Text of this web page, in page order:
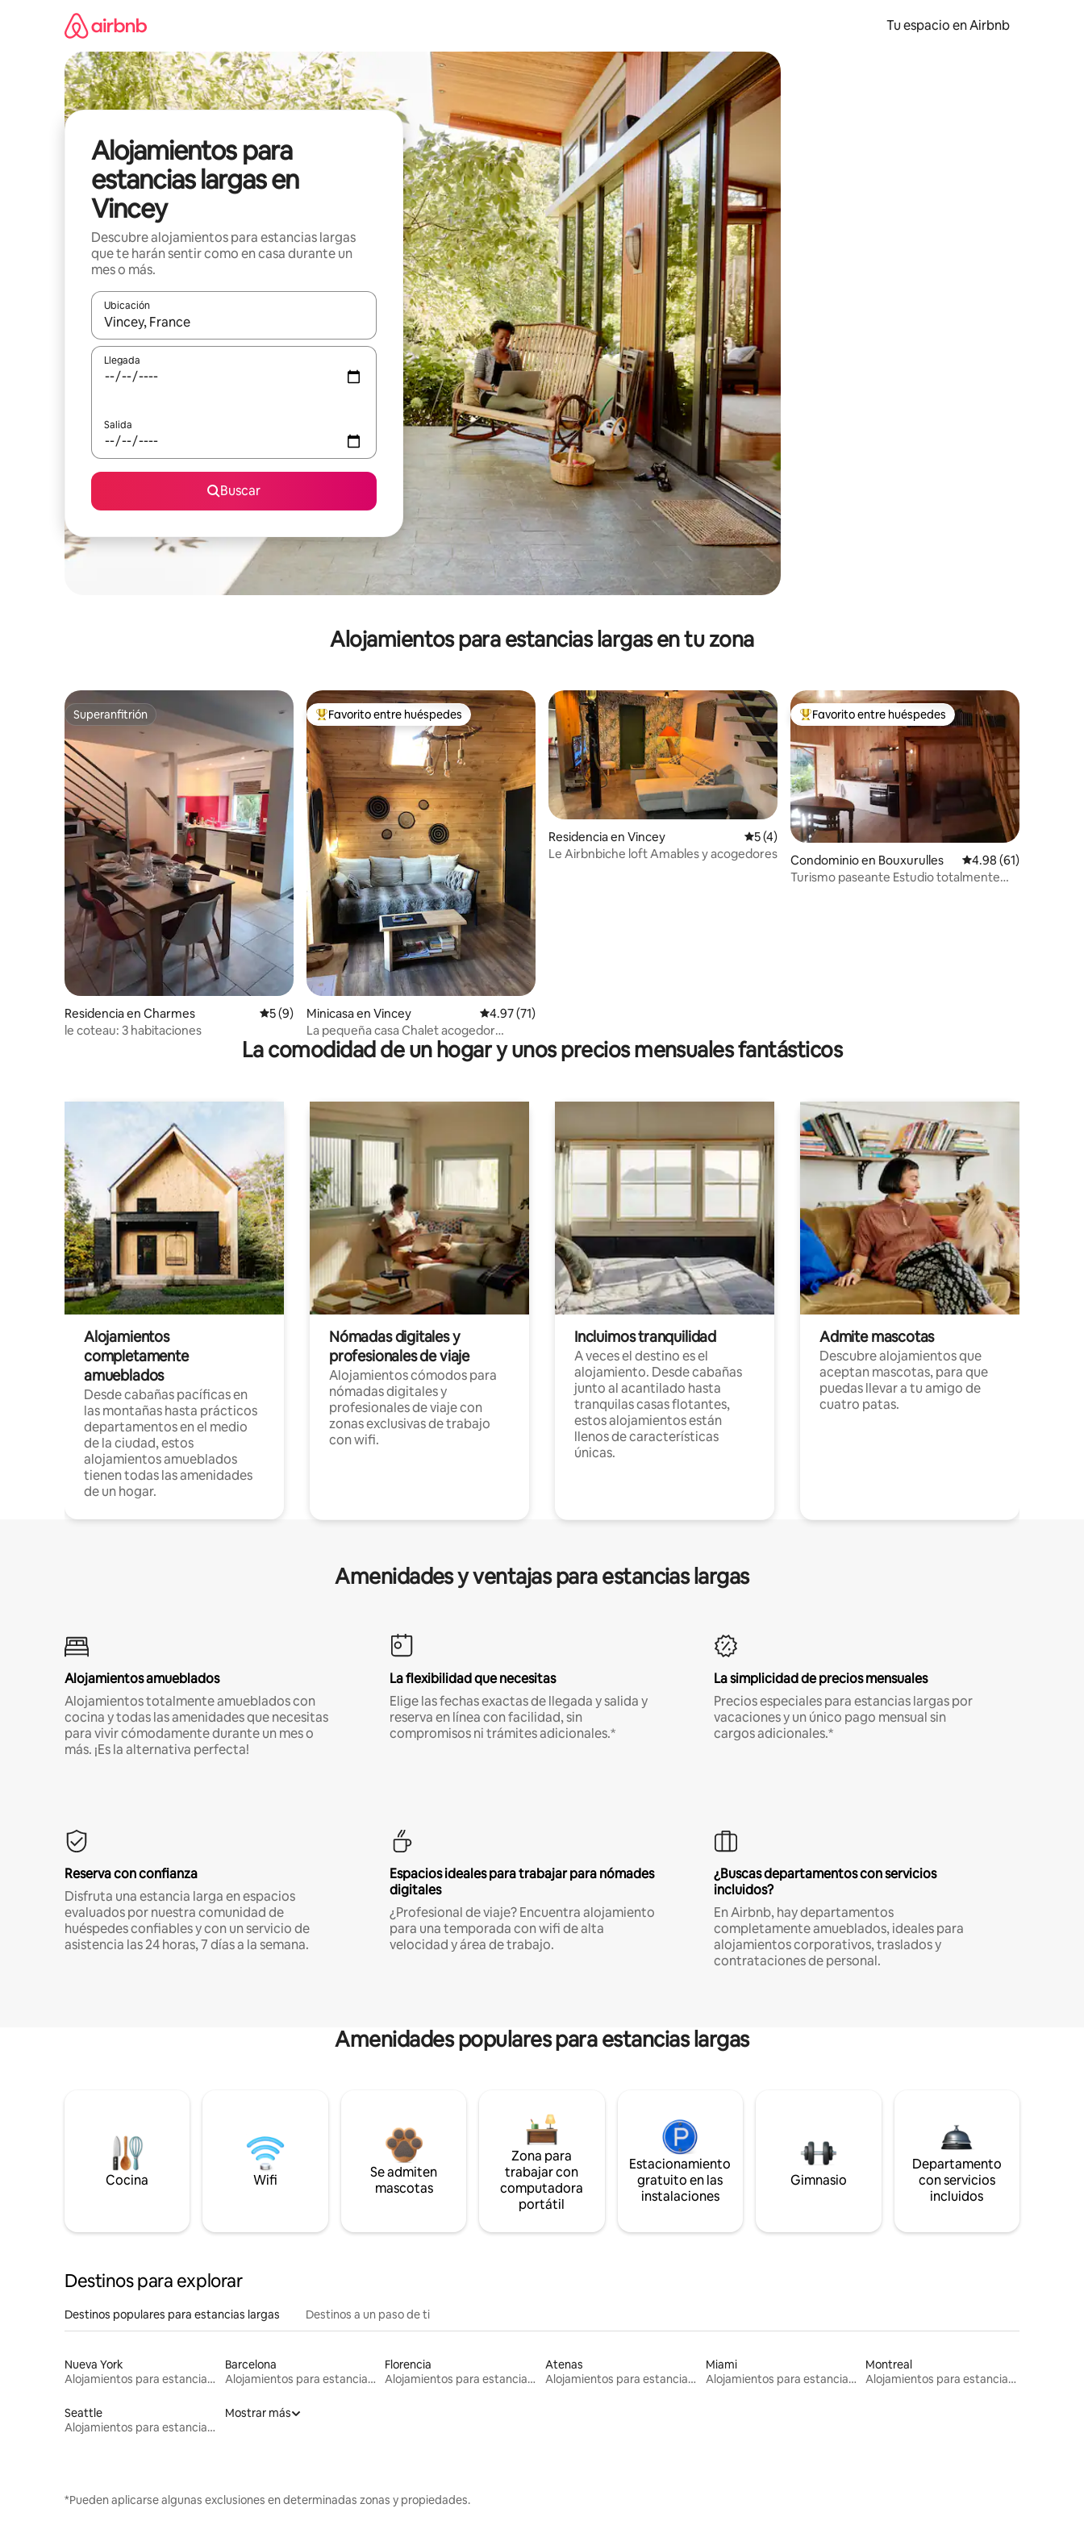
Tu espacio en Airbnb
Alojamientos para
estancias largas en
Vincey
Descubre alojamientos para estancias largas
que te harán sentir como en casa durante un
mes o más.
Ubicación
Cuando los resultados estén disponibles, podrás navegar usando las teclas de las flechas hacia arriba y hacia abajo, o bien tocando y deslizando la pantalla.
Llegada
Salida
Buscar
Alojamientos para estancias largas en tu zona
Superanfitrión
Superanfitrión
Residencia en Charmes Calificación promedio: 5 de 5; 9 evaluaciones
5 (9)
le coteau: 3 habitaciones
De los mejores en Favorito entre huéspedes
Favorito entre huéspedes
Minicasa en Vincey Calificación promedio: 4.97 de 5; 71 evaluaciones
4.97 (71)
La pequeña casa Chalet acogedor
terraza 20 m2
Residencia en Vincey Calificación promedio: 5 de 5; 4 evaluaciones
5 (4)
Le Airbnbiche loft Amables y acogedores
De los mejores en Favorito entre huéspedes
Favorito entre huéspedes
Condominio en Bouxurulles Calificación
4.98 (61)
Turismo paseante Estudio totalmente
La comodidad de un hogar y unos precios mensuales fantásticos
Alojamientos
completamente
amueblados
Desde cabañas pacíficas en
las montañas hasta prácticos
departamentos en el medio
de la ciudad, estos
alojamientos amueblados
tienen todas las amenidades
de un hogar.
Nómadas digitales y
profesionales de viaje
Alojamientos cómodos para
nómadas digitales y
profesionales de viaje con
zonas exclusivas de trabajo
con wifi.
Incluimos tranquilidad
A veces el destino es el
alojamiento. Desde cabañas
junto al acantilado hasta
tranquilas casas flotantes,
estos alojamientos están
llenos de características
únicas.
Admite mascotas
Descubre alojamientos que
aceptan mascotas, para que
puedas llevar a tu amigo de
cuatro patas.
Amenidades y ventajas para estancias largas
Alojamientos amueblados
Alojamientos totalmente amueblados con
cocina y todas las amenidades que necesitas
para vivir cómodamente durante un mes o
más. ¡Es la alternativa perfecta!
La flexibilidad que necesitas
Elige las fechas exactas de llegada y salida y
reserva en línea con facilidad, sin
compromisos ni trámites adicionales.*
La simplicidad de precios mensuales
Precios especiales para estancias largas por
vacaciones y un único pago mensual sin
cargos adicionales.*
Reserva con confianza
Disfruta una estancia larga en espacios
evaluados por nuestra comunidad de
huéspedes confiables y con un servicio de
asistencia las 24 horas, 7 días a la semana.
Espacios ideales para trabajar para nómades
digitales
¿Profesional de viaje? Encuentra alojamiento
para una temporada con wifi de alta
velocidad y área de trabajo.
¿Buscas departamentos con servicios
incluidos?
En Airbnb, hay departamentos
completamente amueblados, ideales para
alojamientos corporativos, traslados y
contrataciones de personal.
Amenidades populares para estancias largas
Cocina Wifi
Se admiten
mascotas
Zona para
trabajar con
computadora
portátil
Estacionamiento
gratuito en las
instalaciones
Gimnasio
Departamento
con servicios
incluidos
Destinos para explorar
Destinos populares para estancias largas Destinos a un paso de ti
Nueva York
Alojamientos para estancias largas
Barcelona
Alojamientos para estancias largas
Florencia
Alojamientos para estancias largas
Atenas
Alojamientos para estancias largas
Miami
Alojamientos para estancias largas
Montreal
Alojamientos para estancias largas
Seattle
Alojamientos para estancias largas
Mostrar más
*Pueden aplicarse algunas exclusiones en determinadas zonas y propiedades.